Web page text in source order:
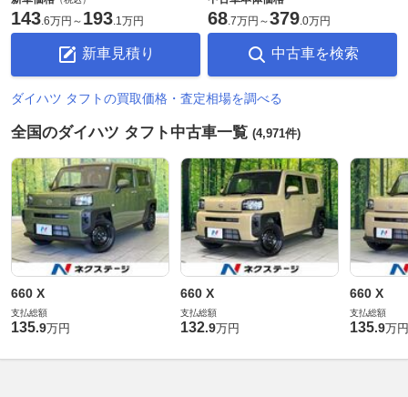
143.6万円 ～ 193.1万円
新車見積り
68.7万円 ～379.0万円
中古車を検索
ダイハツ タフトの買取価格・査定相場を調べる
全国のダイハツ タフト中古車一覧 (4,971件)
660 X
支払総額
135.9万円
660 X
支払総額
132.9万円
660 X
支払総額
135.9万円